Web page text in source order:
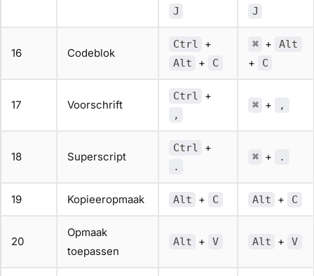
J J
16 Codeblok
Ctrl +
Alt + C
⌘ + Alt
+ C
17 Voorschrift
Ctrl +
,
⌘ + ,
18 Superscript
Ctrl +
.
⌘ + .
19 Kopieeropmaak Alt + C Alt + C
20
Opmaak
toepassen
Alt + V Alt + V